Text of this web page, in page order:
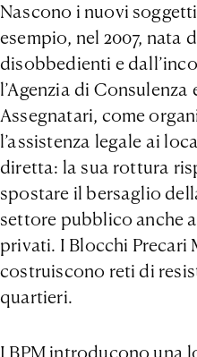
Nascono i nuovi
esempio, nel 2007, nata
disobbedienti e
l’Agenzia di
Assegnatari, come
l’assistenza legale ai
diretta: la sua rottura
spostare il bersaglio
settore pubblico anche
privati. I Blocchi Precari
costruiscono reti di
quartieri.
I BPM introducono una